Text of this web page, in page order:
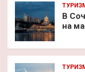
В
на